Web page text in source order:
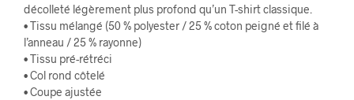
décolleté légèrement plus profond qu’un T-shirt classique.
• Tissu mélangé (50 % polyester / 25 % coton peigné et filé à
l’anneau / 25 % rayonne)
• Tissu pré-rétréci
• Col rond côtelé
• Coupe ajustée